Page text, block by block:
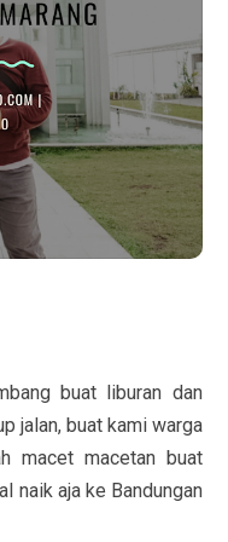
buat liburan dan
jalan, buat kami warga
macet macetan buat
naik aja ke Bandungan